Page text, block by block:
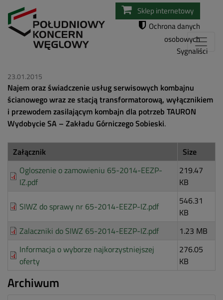
Przejdź
do
Sklep internetowy
Ochrona danych
osobowych
Sygnaliści
23.01.2015
Najem oraz świadczenie usług serwisowych kombajnu
ścianowego wraz ze stacją transformatorową, wyłącznikiem
i przewodem zasilającym kombajn dla potrzeb TAURON
Wydobycie SA – Zakładu Górniczego Sobieski.
Załącznik
Size
Ogloszenie o zamowieniu 65-2014-EEZP-
IZ.pdf
219.47
KB
SIWZ do sprawy nr 65-2014-EEZP-IZ.pdf
546.31
KB
Zalaczniki do SIWZ 65-2014-EEZP-IZ.pdf
1.23 MB
Informacja o wyborze najkorzystniejszej
oferty
276.05
KB
Archiwum